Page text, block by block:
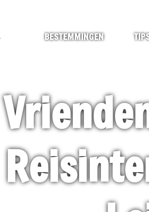
BESTEMMINGEN